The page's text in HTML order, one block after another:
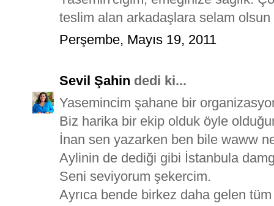
teslim alan arkadaşlara selam olsun
Perşembe, Mayıs 19, 2011
Sevil Şahin dedi ki...
Yasemincim şahane bir
Biz harika bir ekip olduk öyle
İnan sen yazarken ben bile waww
Aylinin de dediği gibi İstanbula
Seni seviyorum şekercim.
Ayrıca bende birkez daha gelen